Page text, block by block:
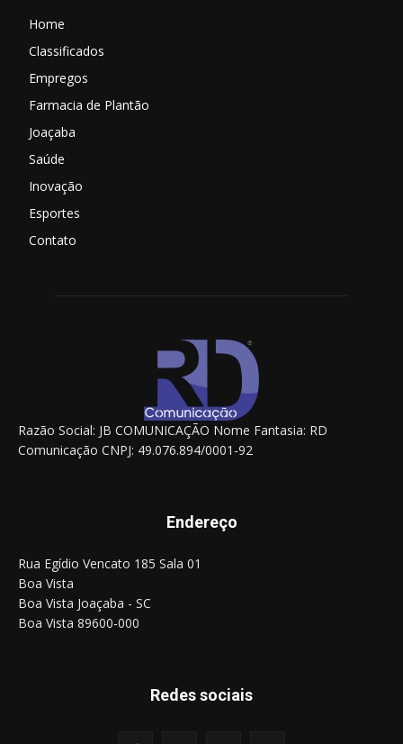
Home
Classificados
Empregos
Farmacia de Plantão
Joaçaba
Saúde
Inovação
Esportes
Contato
Razão Social: JB COMUNICAÇÃO Nome Fantasia: RD
Comunicação CNPJ: 49.076.894/0001-92
Endereço
Rua Egídio Vencato 185 Sala 01
Boa Vista
Boa Vista Joaçaba - SC
Boa Vista 89600-000
Redes sociais